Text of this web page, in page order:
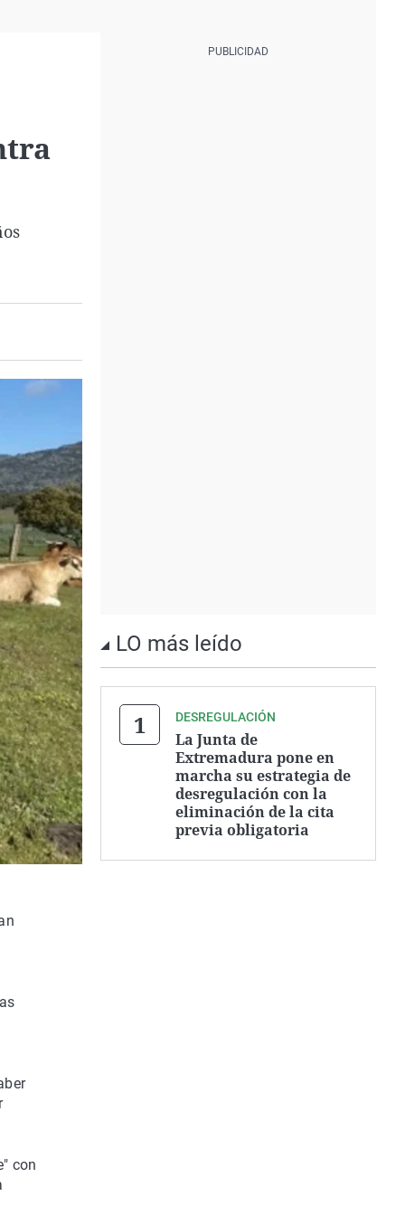
con
LO más leído
DESREGULACIÓN
La Junta de
Extremadura pone en
marcha su estrategia de
desregulación con la
eliminación de la cita
previa obligatoria